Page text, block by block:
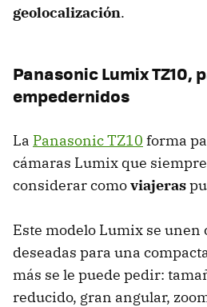
geolocalización.
Panasonic Lumix TZ10,
empedernidos
La Panasonic TZ10 forma
cámaras Lumix que
considerar comoviajeras
Este modelo Lumix se unen
deseadas para una
más se le puede pedir:
reducido, gran angular,